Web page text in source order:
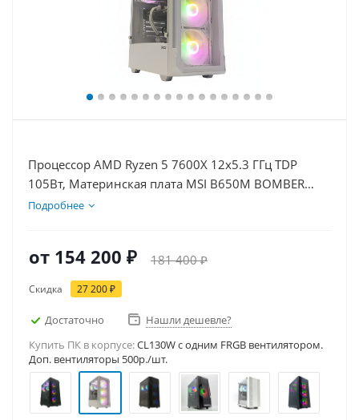
Процессор AMD Ryzen 5 7600X 12x5.3 ГГц TDP
105Вт, Материнская плата MSI B650M BOMBER
WIFI, Видеокарта GT 1030 2Гб, Память DDR5 64Gb,
Подробнее
от 154 200 ₽ 181 400 ₽
Скидка 27 200 ₽
Достаточно
Нашли дешевле?
Купить ПК в корпусе:CL130W c одним FRGB вентилятором.
Доп. вентиляторы 500р./шт.